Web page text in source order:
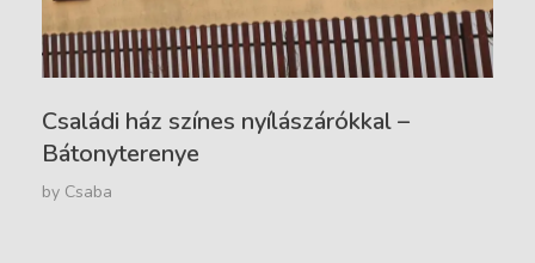
Családi ház színes nyílászárókkal –
Bátonyterenye
by Csaba